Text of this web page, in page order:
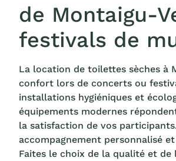
de Montaigu-
festivals de
La location de toilettes sèches à
confort lors de concerts ou
installations hygiéniques et
équipements modernes
la satisfaction de vos
accompagnement personnalisé
Faites le choix de la qualité et